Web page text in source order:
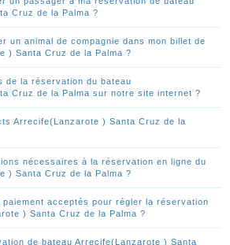
Cruz de la Palma ?
un animal de compagnie dans mon billet de
) Santa Cruz de la Palma ?
de la réservation du bateau
Cruz de la Palma sur notre site internet ?
Arrecife(Lanzarote ) Santa Cruz de la
nécessaires à la réservation en ligne du
) Santa Cruz de la Palma ?
acceptés pour régler la réservation
) Santa Cruz de la Palma ?
de bateau Arrecife(Lanzarote ) Santa